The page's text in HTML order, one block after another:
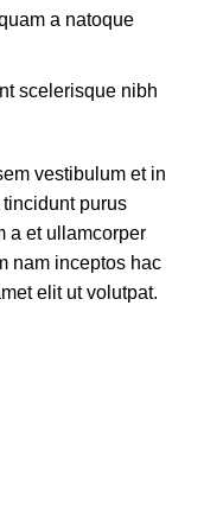
a natoque
scelerisque nibh
vestibulum et in
purus
a et ullamcorper
nam inceptos hac
elit ut volutpat.